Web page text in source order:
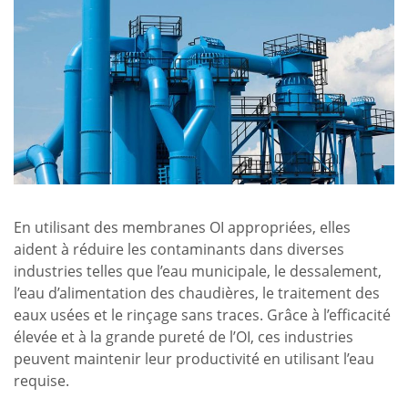
En utilisant des membranes OI appropriées, elles
aident à réduire les contaminants dans diverses
industries telles que l’eau municipale, le dessalement,
l’eau d’alimentation des chaudières, le traitement des
eaux usées et le rinçage sans traces. Grâce à l’efficacité
élevée et à la grande pureté de l’OI, ces industries
peuvent maintenir leur productivité en utilisant l’eau
requise.